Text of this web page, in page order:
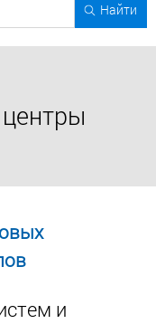
Найти
и